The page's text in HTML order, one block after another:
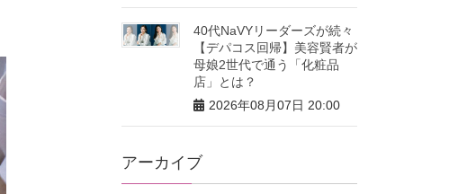
40代NaVYリーダーズが続々
【デパコス回帰】美容賢者が
母娘2世代で通う「化粧品
店」とは？
2026年08月07日 20:00
アーカイブ